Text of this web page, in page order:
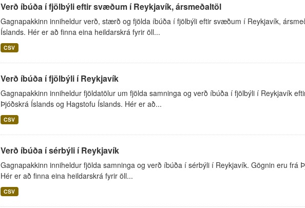
Verð íbúða í fjölbýli eftir svæðum í Reykjavík, ársmeðaltöl
Gagnapakkinn inniheldur verð, stærð og fjölda íbúða í fjölbýli eftir svæðum í Reykjavík,
Íslands. Hér er að finna eina heildarskrá fyrir öll...
CSV
Verð íbúða í fjölbýli í Reykjavík
Gagnapakkinn inniheldur fjöldatölur um fjölda samninga og verð íbúða í fjölbýli í Reykjavík
Þjóðskrá Íslands og Hagstofu Íslands. Hér er að...
CSV
Verð íbúða í sérbýli í Reykjavík
Gagnapakkinn inniheldur fjölda samninga og verð íbúða í sérbýli í Reykjavík. Gögnin eru frá
Hér er að finna eina heildarskrá fyrir öll...
CSV